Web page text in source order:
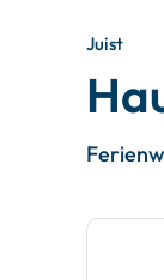
Juist